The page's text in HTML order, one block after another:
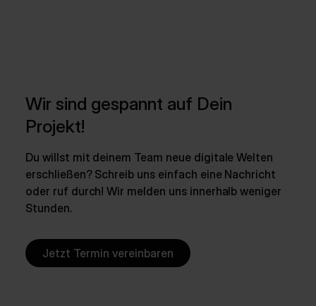
Wir sind gespannt auf Dein
Projekt!
Du willst mit deinem Team neue digitale Welten
erschließen? Schreib uns einfach eine Nachricht
oder ruf durch! Wir melden uns innerhalb weniger
Stunden.
Jetzt Termin vereinbaren